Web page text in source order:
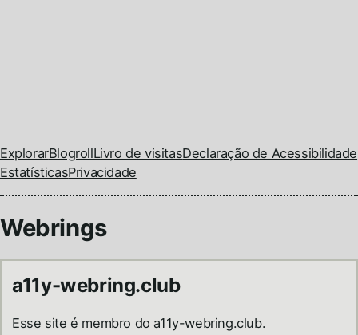
ExplorarBlogrollLivro de visitasDeclaração de Acessibilidade
EstatísticasPrivacidade
Webrings
a11y-webring.club
Esse site é membro doa11y-webring.club.